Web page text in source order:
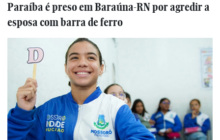
Paraíba é preso em Baraúna-RN por agredir a
esposa com barra de ferro